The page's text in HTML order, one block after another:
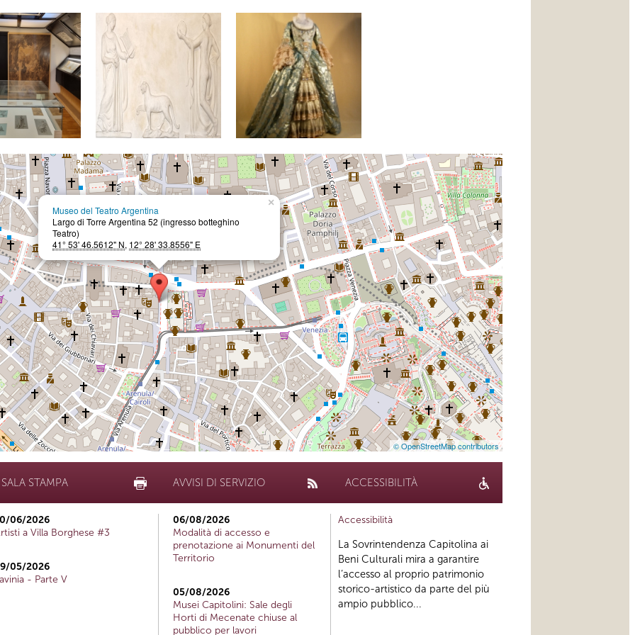
×
Museo del Teatro Argentina
Largo di Torre Argentina 52 (ingresso botteghino
Teatro)
41° 53' 46.5612" N, 12° 28' 33.8556" E
© OpenStreetMap contributors
SALA STAMPA
06/2026
a Villa Borghese #3
05/2026
- Parte V
AVVISI DI SERVIZIO
06/08/2026
Modalità di accesso e
prenotazione ai Monumenti del
Territorio
05/08/2026
Musei Capitolini: Sale degli
Horti di Mecenate chiuse al
pubblico per lavori
ACCESSIBILITÀ
Accessibilità
La Sovrintendenza Capitolina ai
Beni Culturali mira a garantire
l’accesso al proprio patrimonio
storico-artistico da parte del più
ampio pubblico...